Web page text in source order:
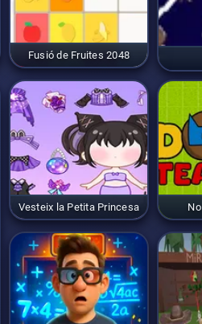
Fusió de Fruites 2048
Vesteix la Petita Princesa